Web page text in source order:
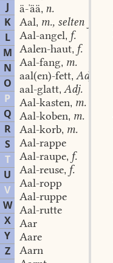
J
K
L
M
N
O
P
Q
R
S
T
U
V
W
X
Y
Z
ä-ˈää, n.
Aal, m., selten f.
Aal-angel, f.
Aalen-haut, f.
Aal-fang, m.
aal(en)-fett, Adj.
aal-glatt, Adj.
Aal-kasten, m.
Aal-koben, m.
Aal-korb, m.
Aal-rappe
Aal-raupe, f.
Aal-reuse, f.
Aal-ropp
Aal-ruppe
Aal-rutte
Aar
Aare
Aarn